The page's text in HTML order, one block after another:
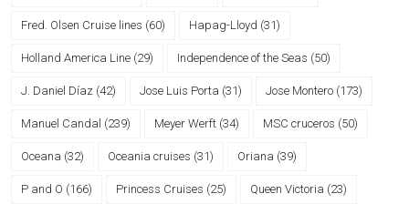
Fred. Olsen Cruise lines (60) Hapag-Lloyd (31)
Holland America Line (29) Independence of the Seas (50)
J. Daniel Díaz (42) Jose Luis Porta (31) Jose Montero (173)
Manuel Candal (239) Meyer Werft (34) MSC cruceros (50)
Oceana (32) Oceania cruises (31) Oriana (39)
P and O (166) Princess Cruises (25) Queen Victoria (23)